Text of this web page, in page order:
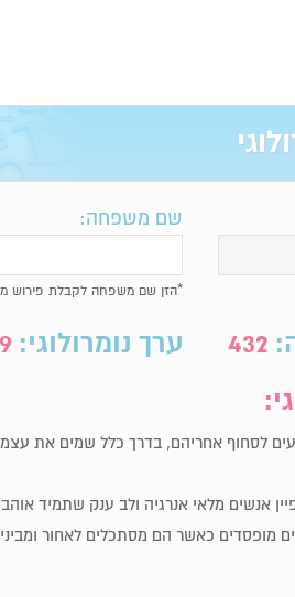
שם משפחה:
*הזן שם משפחה לקבלת פירוש
432 ערך נומרולוגי:
לסחוף אחריהם, בדרך כלל שמים את
מאפיין אנשים מלאי אנרגיה ולב ענק
מופסדים כאשר הם מסתכלים לאחור